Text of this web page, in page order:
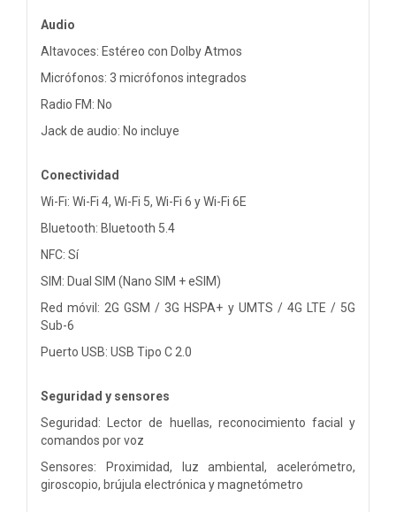
Audio
Altavoces: Estéreo con Dolby Atmos
Micrófonos: 3 micrófonos integrados
Radio FM: No
Jack de audio: No incluye
Conectividad
Wi-Fi: Wi-Fi 4, Wi-Fi 5, Wi-Fi 6 y Wi-Fi 6E
Bluetooth: Bluetooth 5.4
NFC: Sí
SIM: Dual SIM (Nano SIM + eSIM)
Red móvil: 2G GSM / 3G HSPA+ y UMTS / 4G LTE / 5G
Sub-6
Puerto USB: USB Tipo C 2.0
Seguridad y sensores
Seguridad: Lector de huellas, reconocimiento facial y
comandos por voz
Sensores: Proximidad, luz ambiental, acelerómetro,
giroscopio, brújula electrónica y magnetómetro